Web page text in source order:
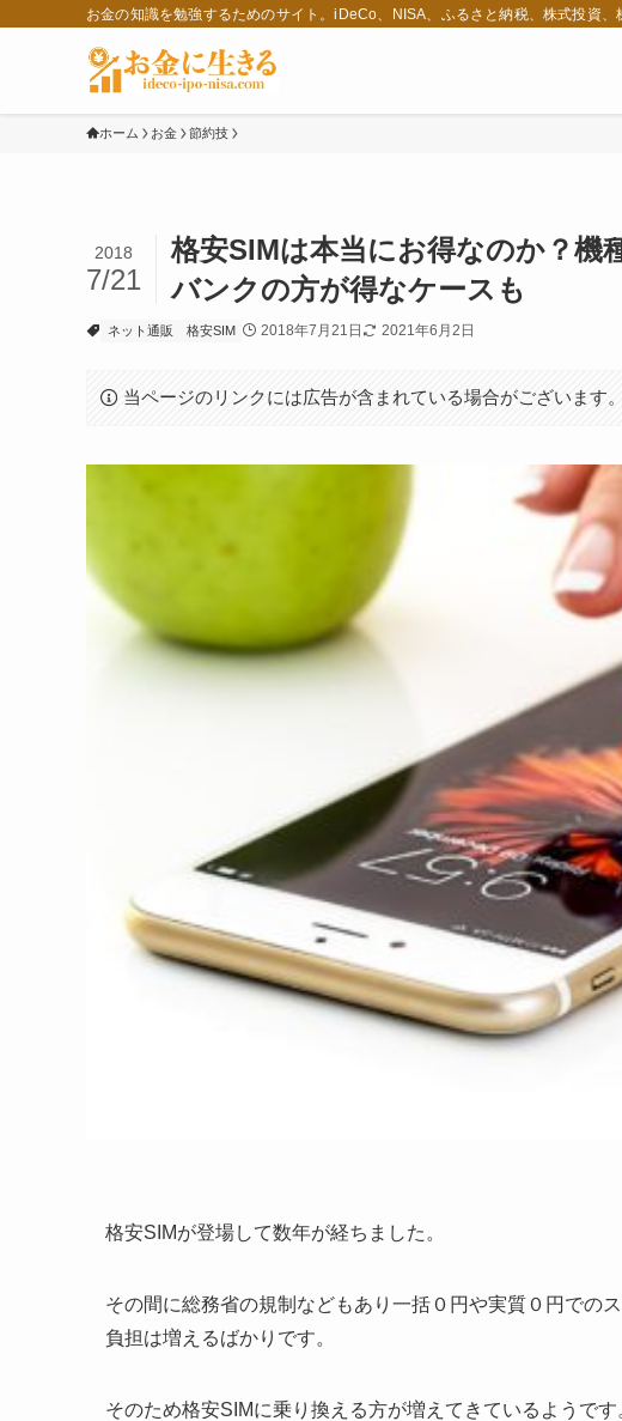
お金の知識を勉強するためのサイト。iDeCo、NISA、ふるさと納税、株式投資、
ホーム お金 節約技
格安SIMは本当にお得なのか？機
バンクの方が得なケースも
2018
7/21
ネット通販 格安SIM 2018年7月21日 2021年6月2日
当ページのリンクには広告が含まれている場合がございます。
格安SIMが登場して数年が経ちました。
その間に総務省の規制などもあり一括０円や実質０円での
負担は増えるばかりです。
そのため格安SIMに乗り換える方が増えてきているようです